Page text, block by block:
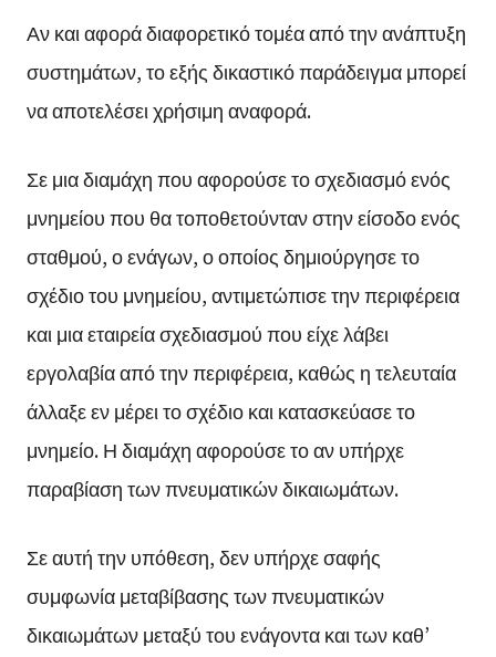
Αν και αφορά διαφορετικό τομέα από την ανάπτυξη
συστημάτων, το εξής δικαστικό παράδειγμα μπορεί
να αποτελέσει χρήσιμη αναφορά.
Σε μια διαμάχη που αφορούσε το σχεδιασμό ενός
μνημείου που θα τοποθετούνταν στην είσοδο ενός
σταθμού, ο ενάγων, ο οποίος δημιούργησε το
σχέδιο του μνημείου, αντιμετώπισε την περιφέρεια
και μια εταιρεία σχεδιασμού που είχε λάβει
εργολαβία από την περιφέρεια, καθώς η τελευταία
άλλαξε εν μέρει το σχέδιο και κατασκεύασε το
μνημείο. Η διαμάχη αφορούσε το αν υπήρχε
παραβίαση των πνευματικών δικαιωμάτων.
Σε αυτή την υπόθεση, δεν υπήρχε σαφής
συμφωνία μεταβίβασης των πνευματικών
δικαιωμάτων μεταξύ του ενάγοντα και των καθ’